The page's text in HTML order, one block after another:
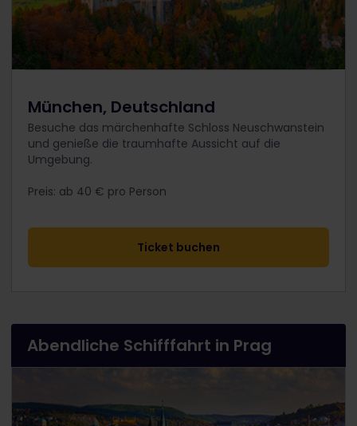
München, Deutschland
Besuche das märchenhafte Schloss Neuschwanstein
und genieße die traumhafte Aussicht auf die
Umgebung.
Preis: ab 40 € pro Person
​Ticket buchen
Abendliche Schifffahrt in Prag